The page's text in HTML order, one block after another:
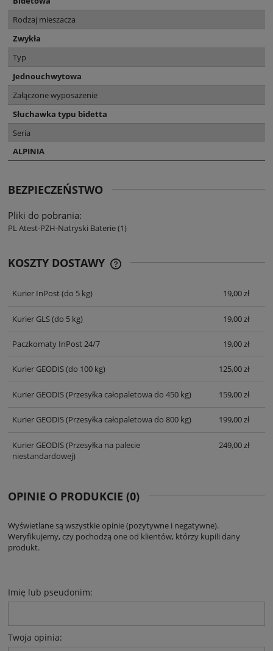
Rodzaj mieszacza
Zwykła
Typ
Jednouchwytowa
Załączone wyposażenie
Słuchawka typu bidetta
Seria
ALPINIA
BEZPIECZEŃSTWO
Pliki do pobrania:
PL Atest-PZH-Natryski Baterie (1)
KOSZTY DOSTAWY
Kurier InPost(do 5 kg) 19,00 zł
Kurier GLS(do 5 kg) 19,00 zł
Paczkomaty InPost 24/7 19,00 zł
Kurier GEODIS(do 100 kg) 125,00 zł
Kurier GEODIS(Przesyłka całopaletowa do 450 kg) 159,00 zł
Kurier GEODIS(Przesyłka całopaletowa do 800 kg) 199,00 zł
Kurier GEODIS(Przesyłka na palecie
niestandardowej)
249,00 zł
OPINIE O PRODUKCIE (0)
Wyświetlane są wszystkie opinie (pozytywne i negatywne).
Weryfikujemy, czy pochodzą one od klientów, którzy kupili dany
produkt.
Imię lub pseudonim:
Twoja opinia: